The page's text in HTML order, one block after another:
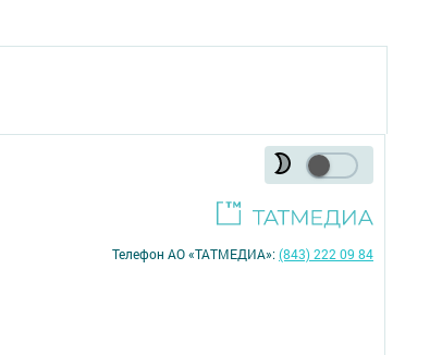
Телефон АО «ТАТМЕДИА»:(843) 222 09 84